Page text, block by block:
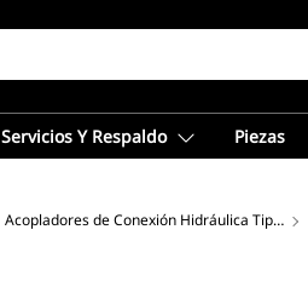
Servicios Y Respaldo Piezas
Acopladores de Conexión Hidráulica Tipo S